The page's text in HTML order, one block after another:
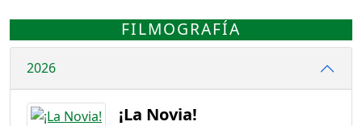
FILMOGRAFÍA
2026
¡La Novia!